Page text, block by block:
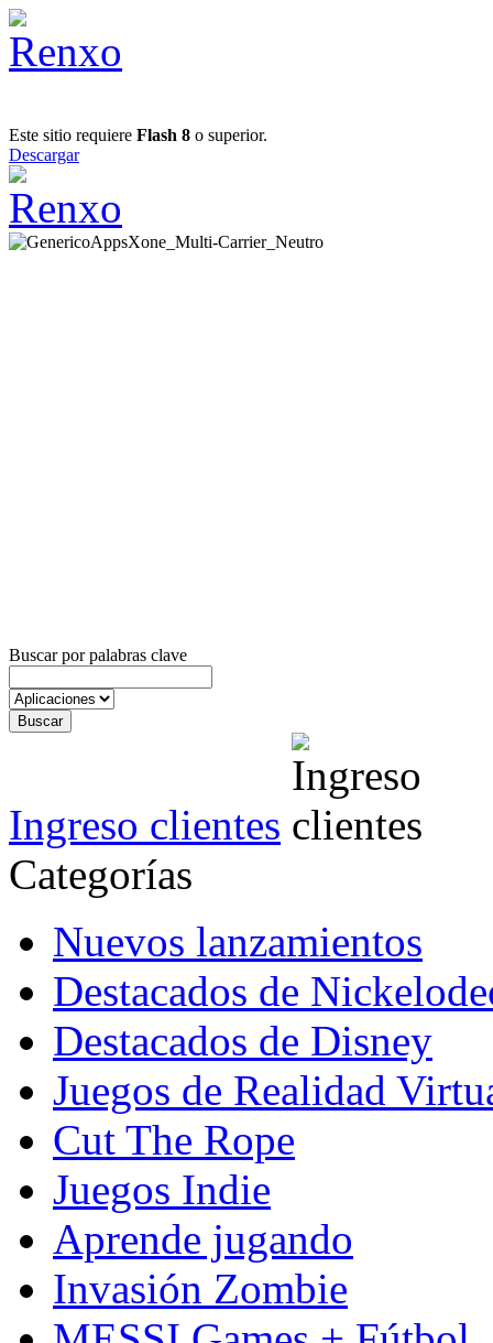
Este sitio requiere Flash 8 o superior.
Descargar
Buscar por palabras clave
Ingreso clientes
Categorías
Nuevos lanzamientos
Destacados de
Destacados de Disney
Juegos de Realidad
Cut The Rope
Juegos Indie
Aprende jugando
Invasión Zombie